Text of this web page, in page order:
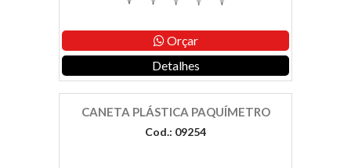
Orçar
Detalhes
CANETA PLÁSTICA PAQUÍMETRO
Cod.: 09254